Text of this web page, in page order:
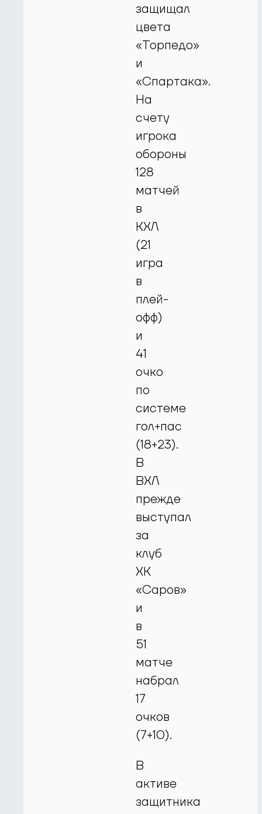
защищал
цвета
«Торпедо»
и
«Спартака».
На
счету
игрока
обороны
128
матчей
в
КХЛ
(21
игра
в
плей-
офф)
и
41
очко
по
системе
гол+пас
(18+23).
В
ВХЛ
прежде
выступал
за
клуб
ХК
«Саров»
и
в
51
матче
набрал
17
очков
(7+10).
В
активе
защитника